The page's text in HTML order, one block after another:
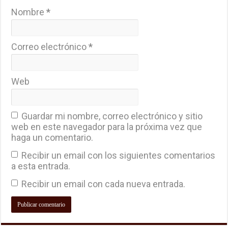
Nombre*
Correo electrónico*
Web
Guardar mi nombre, correo electrónico y sitio
web en este navegador para la próxima vez que
haga un comentario.
Recibir un email con los siguientes comentarios
a esta entrada.
Recibir un email con cada nueva entrada.